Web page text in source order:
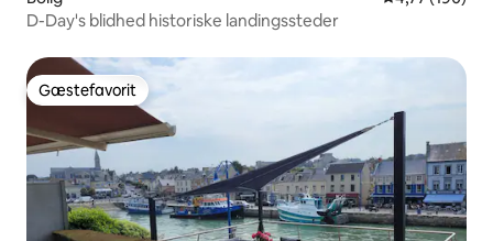
D-Day's blidhed historiske landingssteder
Gæstefavorit
Gæstefavorit